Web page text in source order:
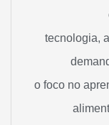
tecnologia,
o foco no